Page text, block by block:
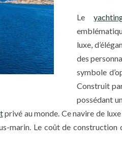
Le
luxe,
des
symbole
Construit
possédant
privé au monde. Ce navire de
marin. Le coût de construction